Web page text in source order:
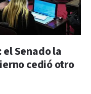
Senado la
cedió otro